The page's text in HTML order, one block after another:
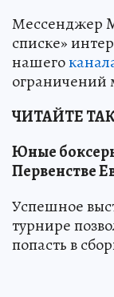
Мессенджер
списке»
нашего
ограничений
ЧИТАЙТЕ
Юные
Первенстве
Успешное
турнире
попасть в